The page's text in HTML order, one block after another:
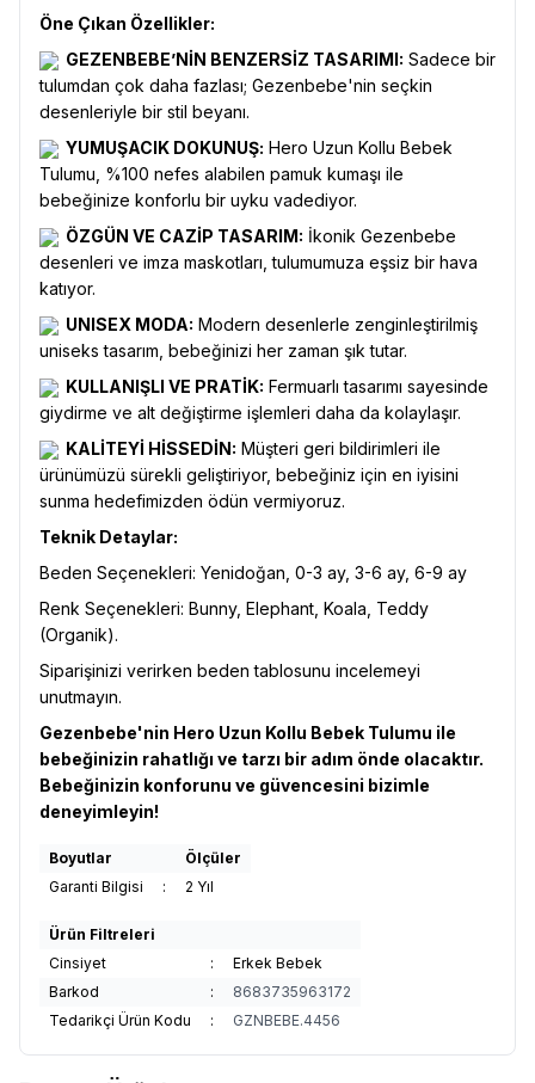
Öne Çıkan Özellikler:
GEZENBEBE’NİN BENZERSİZ TASARIMI: Sadece bir
tulumdan çok daha fazlası; Gezenbebe'nin seçkin
desenleriyle bir stil beyanı.
YUMUŞACIK DOKUNUŞ: Hero Uzun Kollu Bebek
Tulumu, %100 nefes alabilen pamuk kumaşı ile
bebeğinize konforlu bir uyku vadediyor.
ÖZGÜN VE CAZİP TASARIM: İkonik Gezenbebe
desenleri ve imza maskotları, tulumumuza eşsiz bir hava
katıyor.
UNISEX MODA: Modern desenlerle zenginleştirilmiş
uniseks tasarım, bebeğinizi her zaman şık tutar.
KULLANIŞLI VE PRATİK: Fermuarlı tasarımı sayesinde
giydirme ve alt değiştirme işlemleri daha da kolaylaşır.
KALİTEYİ HİSSEDİN: Müşteri geri bildirimleri ile
ürünümüzü sürekli geliştiriyor, bebeğiniz için en iyisini
sunma hedefimizden ödün vermiyoruz.
Teknik Detaylar:
Beden Seçenekleri: Yenidoğan, 0-3 ay, 3-6 ay, 6-9 ay
Renk Seçenekleri: Bunny, Elephant, Koala, Teddy
(Organik).
Siparişinizi verirken beden tablosunu incelemeyi
unutmayın.
Gezenbebe'nin Hero Uzun Kollu Bebek Tulumu ile
bebeğinizin rahatlığı ve tarzı bir adım önde olacaktır.
Bebeğinizin konforunu ve güvencesini bizimle
deneyimleyin!
Boyutlar
Ölçüler
Garanti Bilgisi
: 2 Yıl
Ürün Filtreleri
Cinsiyet
:
Erkek Bebek
Barkod
:
8683735963172
Tedarikçi Ürün Kodu
: GZNBEBE.4456